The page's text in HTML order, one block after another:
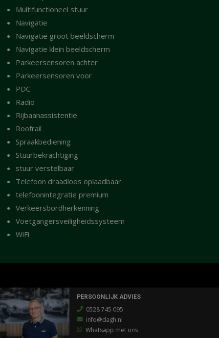
Multifunctioneel stuur
Navigatie
Navigatie groot beeldscherm
Navigatie klein beeldscherm
Parkeersensoren achter
Parkeersensoren voor
PDC
Radio
Rijbaanassistentie
Roofrail
Spraakbediening
Stuurbekrachtiging
stuur verstelbaar
Telefoon draadloos oplaadbaar
telefoonintegratie premium
Verkeersbordherkenning
Voetgangersveiligheidssysteem
WiFi
PERSOONLIJK ADVIES
0528 745 095
info@dagh.nl
Whatsapp met ons